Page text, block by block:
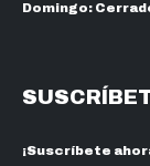
Domingo:
¡Suscríbete